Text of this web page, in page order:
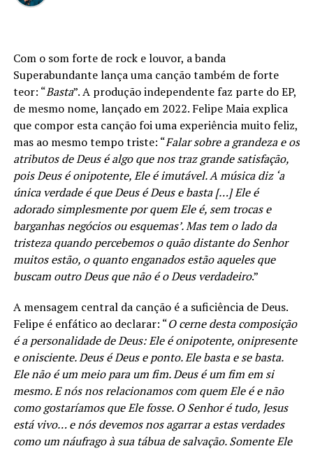
Com o som forte de rock e louvor, a banda
Superabundante lança uma canção também de forte
teor: “Basta”. A produção independente faz parte do EP,
de mesmo nome, lançado em 2022. Felipe Maia explica
que compor esta canção foi uma experiência muito feliz,
mas ao mesmo tempo triste: “Falar sobre a grandeza e os
atributos de Deus é algo que nos traz grande satisfação,
pois Deus é onipotente, Ele é imutável. A música diz ‘a
única verdade é que Deus é Deus e basta […] Ele é
adorado simplesmente por quem Ele é, sem trocas e
barganhas negócios ou esquemas’. Mas tem o lado da
tristeza quando percebemos o quão distante do Senhor
muitos estão, o quanto enganados estão aqueles que
buscam outro Deus que não é o Deus verdadeiro.”
A mensagem central da canção é a suficiência de Deus.
Felipe é enfático ao declarar: “O cerne desta composição
é a personalidade de Deus: Ele é onipotente, onipresente
e onisciente. Deus é Deus e ponto. Ele basta e se basta.
Ele não é um meio para um fim. Deus é um fim em si
mesmo. E nós nos relacionamos com quem Ele é e não
como gostaríamos que Ele fosse. O Senhor é tudo, Jesus
está vivo… e nós devemos nos agarrar a estas verdades
como um náufrago à sua tábua de salvação. Somente Ele